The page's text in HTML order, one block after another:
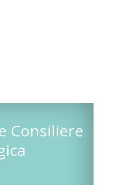
Consiliere